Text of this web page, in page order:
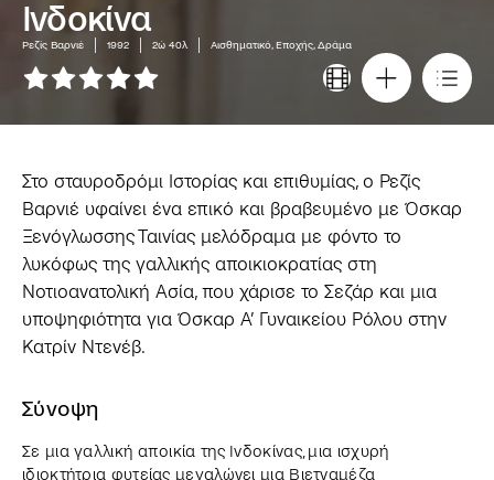
Ινδοκίνα
Ρεζίς Βαρνιέ 1992 2ώ 40λ Αισθηματικό, Εποχής, Δράμα
Στο σταυροδρόμι Ιστορίας και επιθυμίας, ο Ρεζίς
Βαρνιέ υφαίνει ένα επικό και βραβευμένο με Όσκαρ
Ξενόγλωσσης Ταινίας μελόδραμα με φόντο το
λυκόφως της γαλλικής αποικιοκρατίας στη
Νοτιοανατολική Ασία, που χάρισε το Σεζάρ και μια
υποψηφιότητα για Όσκαρ Α’ Γυναικείου Ρόλου στην
Κατρίν Ντενέβ.
Σύνοψη
Σε μια γαλλική αποικία της Ινδοκίνας, μια ισχυρή
ιδιοκτήτρια φυτείας μεγαλώνει μια Βιετναμέζα